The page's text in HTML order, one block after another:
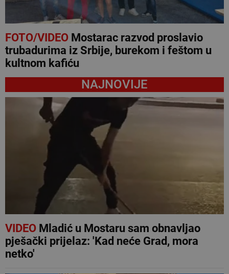
FOTO/VIDEOMostarac razvod proslavio
trubadurima iz Srbije, burekom i feštom u
kultnom kafiću
NAJNOVIJE
VIDEOMladić u Mostaru sam obnavljao
pješački prijelaz: 'Kad neće Grad, mora
netko'